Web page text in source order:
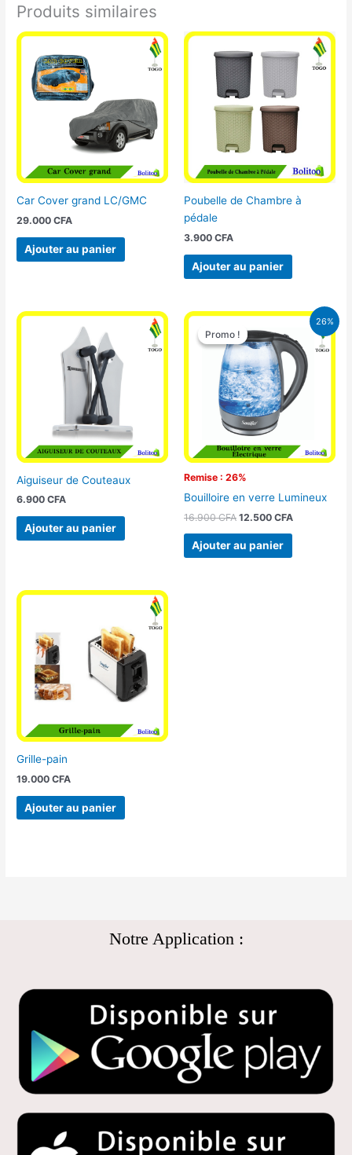
Produits similaires
Car Cover grand LC/GMC
29.000CFA
Ajouter au panier
Poubelle de Chambre à
pédale
3.900 CFA
Ajouter au panier
Aiguiseur de Couteaux
6.900CFA
Ajouter au panier
26%
Promo !
Remise : 26%
Promo !
Bouilloire en verre Lumineux
16.900CFA
Le
prix
initial
16.900 CFA.
12.500 CFA
Le
prix
actuel
est :
12.500 CFA.
Ajouter au panier
Grille-pain
19.000CFA
Ajouter au panier
Notre Application :